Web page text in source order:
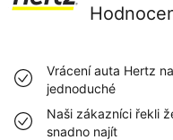
Vrácení auta Hertz
jednoduché
Naši zákazníci řekli
snadno najít